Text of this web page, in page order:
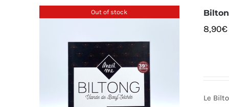
Out of stock
8,90€
Le